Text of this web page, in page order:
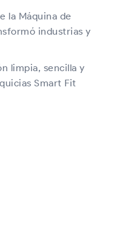
la Máquina de
industrias y
limpia, sencilla y
Smart Fit